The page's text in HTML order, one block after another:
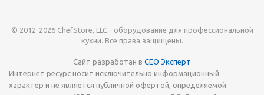
© 2012-2026 ChefStore, LLC - оборудование для профессиональной
кухни. Все права защищены.
Сайт разработан в СЕО Эксперт
Интернет ресурс носит исключительно информационный
характер и не является публичной офертой, определяемой